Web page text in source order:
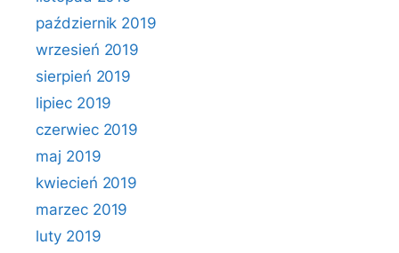
październik 2019
wrzesień 2019
sierpień 2019
lipiec 2019
czerwiec 2019
maj 2019
kwiecień 2019
marzec 2019
luty 2019